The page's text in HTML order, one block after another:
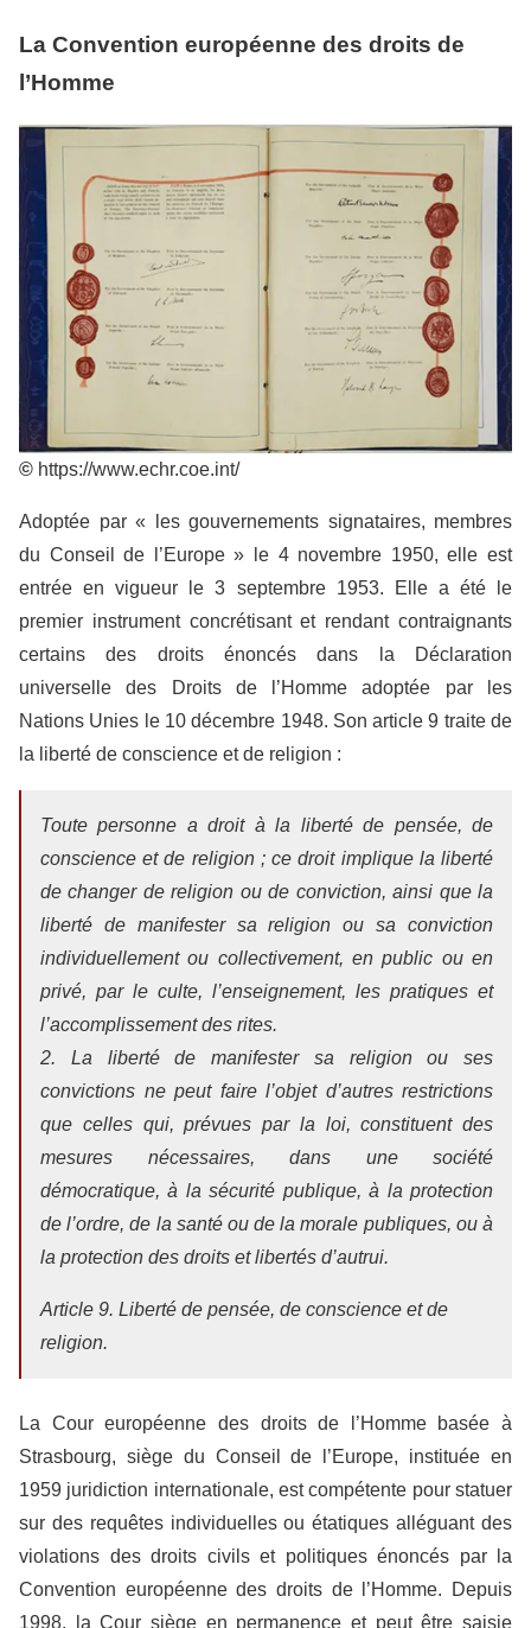
La Convention européenne des droits de
l’Homme
© https://www.echr.coe.int/
Adoptée par « les gouvernements signataires, membres
du Conseil de l’Europe » le 4 novembre 1950, elle est
entrée en vigueur le 3 septembre 1953. Elle a été le
premier instrument concrétisant et rendant contraignants
certains des droits énoncés dans la Déclaration
universelle des Droits de l’Homme adoptée par les
Nations Unies le 10 décembre 1948. Son article 9 traite de
la liberté de conscience et de religion :
Toute personne a droit à la liberté de pensée, de
conscience et de religion ; ce droit implique la liberté
de changer de religion ou de conviction, ainsi que la
liberté de manifester sa religion ou sa conviction
individuellement ou collectivement, en public ou en
privé, par le culte, l’enseignement, les pratiques et
l’accomplissement des rites.
2. La liberté de manifester sa religion ou ses
convictions ne peut faire l’objet d’autres restrictions
que celles qui, prévues par la loi, constituent des
mesures nécessaires, dans une société
démocratique, à la sécurité publique, à la protection
de l’ordre, de la santé ou de la morale publiques, ou à
la protection des droits et libertés d’autrui.
Article 9. Liberté de pensée, de conscience et de
religion.
La Cour européenne des droits de l’Homme basée à
Strasbourg, siège du Conseil de l’Europe, instituée en
1959 juridiction internationale, est compétente pour statuer
sur des requêtes individuelles ou étatiques alléguant des
violations des droits civils et politiques énoncés par la
Convention européenne des droits de l’Homme. Depuis
1998, la Cour siège en permanence et peut être saisie